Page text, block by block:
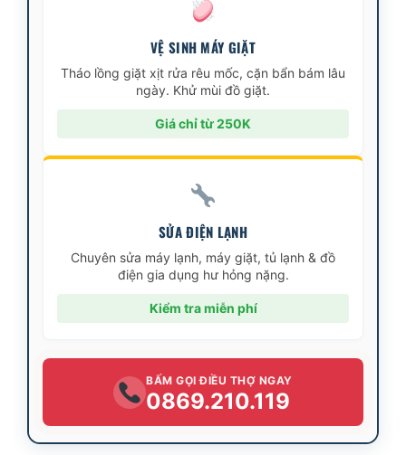
VỆ SINH MÁY GIẶT
Tháo lồng giặt xịt rửa rêu mốc, cặn bẩn bám lâu
ngày. Khử mùi đồ giặt.
Giá chỉ từ 250K
SỬA ĐIỆN LẠNH
Chuyên sửa máy lạnh, máy giặt, tủ lạnh & đồ
điện gia dụng hư hỏng nặng.
Kiểm tra miễn phí
BẤM GỌI ĐIỀU THỢ NGAY
0869.210.119